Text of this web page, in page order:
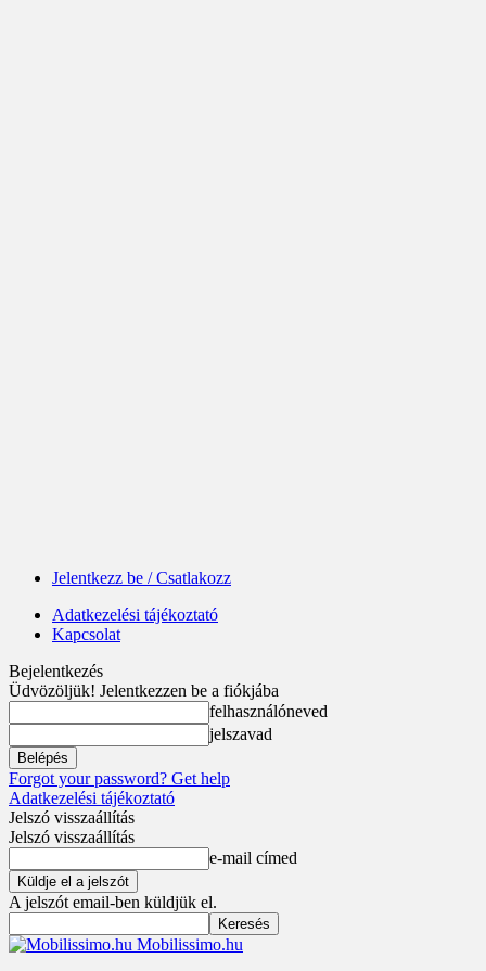
Jelentkezz be / Csatlakozz
Adatkezelési tájékoztató
Kapcsolat
Bejelentkezés
Üdvözöljük! Jelentkezzen be a fiókjába
felhasználóneved
jelszavad
Forgot your password? Get help
Adatkezelési tájékoztató
Jelszó visszaállítás
Jelszó visszaállítás
e-mail címed
A jelszót email-ben küldjük el.
Mobilissimo.hu